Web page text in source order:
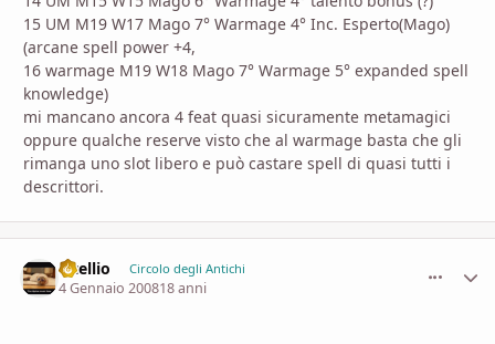
15 UM M19 W17 Mago 7° Warmage 4° Inc. Esperto(Mago)
(arcane spell power +4,
16 warmage M19 W18 Mago 7° Warmage 5° expanded spell
knowledge)
mi mancano ancora 4 feat quasi sicuramente metamagici
oppure qualche reserve visto che al warmage basta che gli
rimanga uno slot libero e può castare spell di quasi tutti i
descrittori.
vitellio Circolo degli Antichi
4 Gennaio 200818 anni